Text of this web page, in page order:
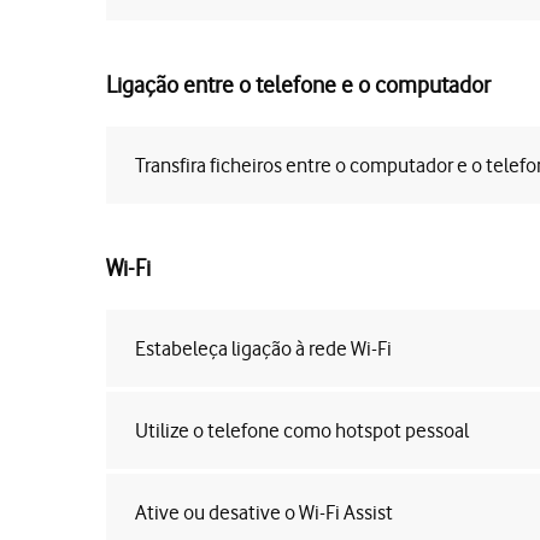
Ligação entre o telefone e o computador
Transfira ficheiros entre o computador e o
Wi-Fi
Estabeleça ligação à rede Wi-Fi
Utilize o telefone como hotspot pessoal
Ative ou desative o Wi-Fi Assist